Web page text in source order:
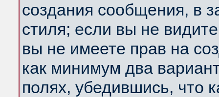
создания сообщения, в
стиля; если вы не
вы не имеете прав на
как минимум два
полях, убедившись, что